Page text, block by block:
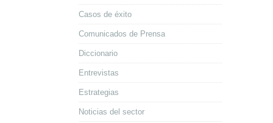
Casos de éxito
Comunicados de Prensa
Diccionario
Entrevistas
Estrategias
Noticias del sector